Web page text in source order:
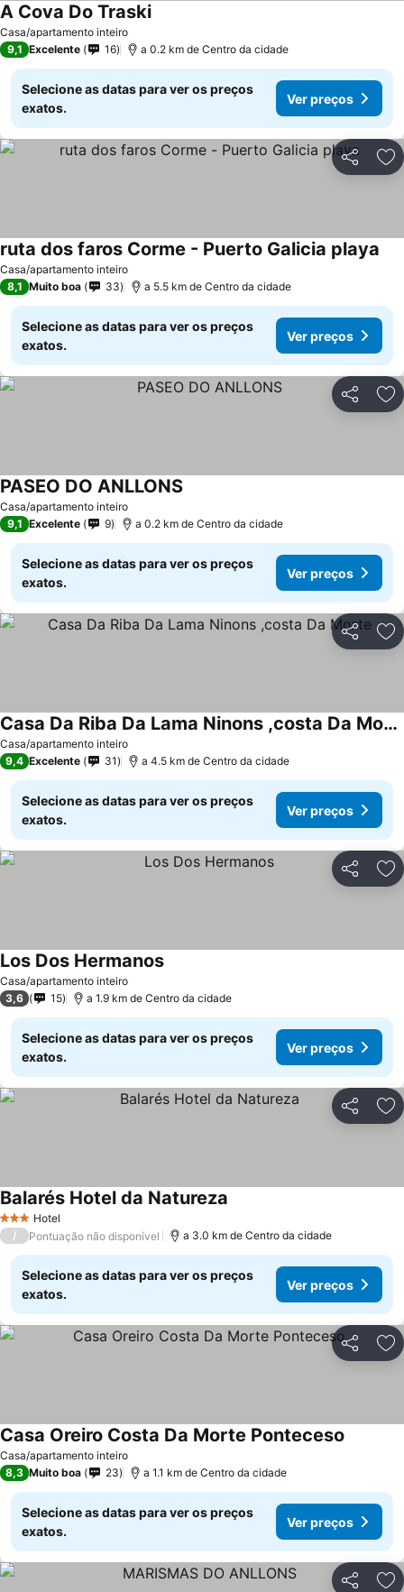
Casa/apartamento inteiro
A Cova Do Traski
9,1 Excelente 16 a 0.2 km de Centro da cidade
Selecione as datas para ver os preços
exatos.
Ver preços
Partilhar
Casa/apartamento inteiro
ruta dos faros Corme - Puerto Galicia playa
8,1 Muito boa 33 a 5.5 km de Centro da cidade
Selecione as datas para ver os preços
exatos.
Ver preços
Partilhar
Casa/apartamento inteiro
PASEO DO ANLLONS
9,1 Excelente 9 a 0.2 km de Centro da cidade
Selecione as datas para ver os preços
exatos.
Ver preços
Partilhar
Casa/apartamento inteiro
Casa Da Riba Da Lama Ninons ,costa Da Morte
9,4 Excelente 31 a 4.5 km de Centro da cidade
Selecione as datas para ver os preços
exatos.
Ver preços
Partilhar
Casa/apartamento inteiro
Los Dos Hermanos
3,6 15 a 1.9 km de Centro da cidade
Selecione as datas para ver os preços
exatos.
Ver preços
Partilhar
3 EstrelasHotel
Balarés Hotel da Natureza
/ Pontuação não disponível a 3.0 km de Centro da cidade
Selecione as datas para ver os preços
exatos.
Ver preços
Partilhar
Casa/apartamento inteiro
Casa Oreiro Costa Da Morte Ponteceso
8,3 Muito boa 23 a 1.1 km de Centro da cidade
Selecione as datas para ver os preços
exatos.
Ver preços
Partilhar